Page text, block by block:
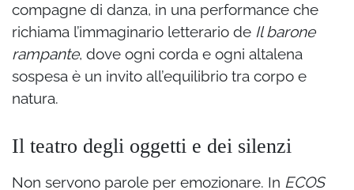
compagne di danza, in una performance che
richiama l’immaginario letterario de Il barone
rampante, dove ogni corda e ogni altalena
sospesa è un invito all’equilibrio tra corpo e
natura.
Il teatro degli oggetti e dei silenzi
Non servono parole per emozionare. In ECOS